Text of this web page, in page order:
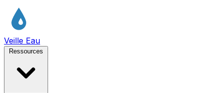
Veille Eau
Ressources